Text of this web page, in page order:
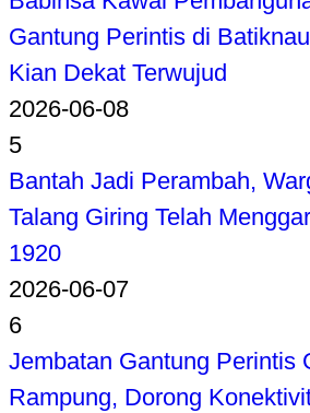
Gantung Perintis di
Kian Dekat Terwujud
2026-06-08
5
Bantah Jadi Perambah,
Talang Giring Telah
1920
2026-06-07
6
Jembatan Gantung Perintis
Rampung, Dorong